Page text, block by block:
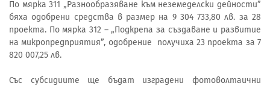
По мярка 311 „Разнообразяване към неземеделски дейности”
бяха одобрени средства в размер на 9 304 733,80 лв. за 28
проекта. По мярка 312 – „Подкрепа за създаване и развитие
на микропредприятия”, одобрение получиха 23 проекта за 7
820 007,25 лв.
Със субсидиите ще бъдат изградени фотоволтаични